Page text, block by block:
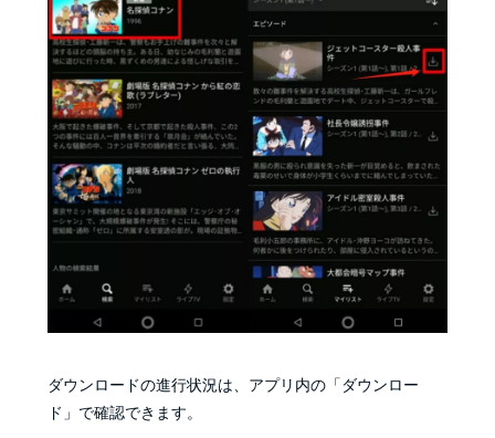
ダウンロードの進行状況は、アプリ内の「ダウンロー
ド」で確認できます。